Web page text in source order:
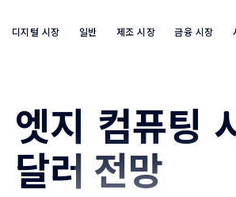
디지털 시장 일반 제조 시장 금융 시장
엣지 컴퓨팅
달러 전망